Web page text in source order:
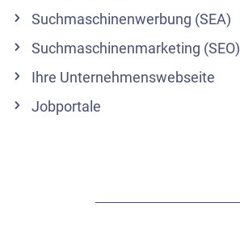
Suchmaschinenwerbung (SEA)
Suchmaschinenmarketing (SEO)
Ihre Unternehmenswebseite
Jobportale